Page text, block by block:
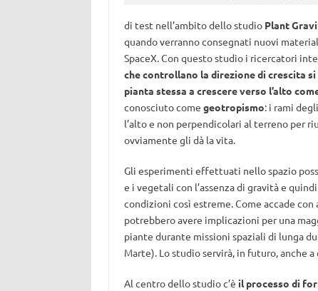
di test nell’ambito dello studio Plant
quando verranno consegnati nuovi
SpaceX. Con questo studio i ricercatori
che controllano la direzione di crescita
pianta stessa a crescere verso l’alto
conosciuto come geotropismo: i rami
l’alto e non perpendicolari al terreno per
ovviamente gli dà la vita.
Gli esperimenti effettuati nello spazio
e i vegetali con l’assenza di gravità e
condizioni così estreme. Come accade
potrebbero avere implicazioni per una
piante durante missioni spaziali di lunga
Marte). Lo studio servirà, in futuro, anche
Al centro dello studio c’è il processo di